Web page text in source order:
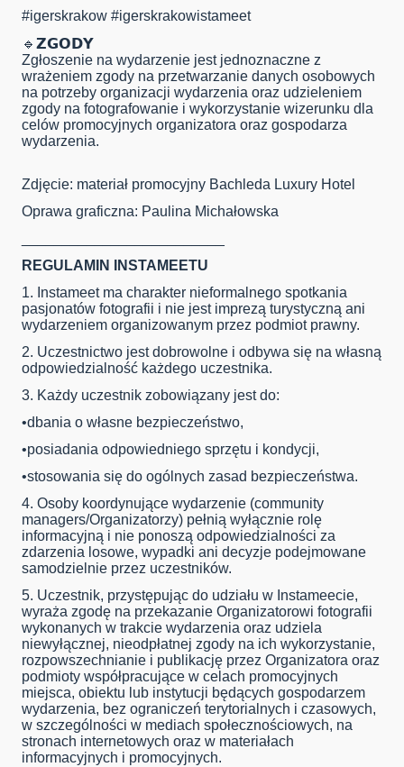
#igerskrakow #igerskrakowistameet
🔹️𝗭𝗚𝗢𝗗𝗬
Zgłoszenie na wydarzenie jest jednoznaczne z
wrażeniem zgody na przetwarzanie danych osobowych
na potrzeby organizacji wydarzenia oraz udzieleniem
zgody na fotografowanie i wykorzystanie wizerunku dla
celów promocyjnych organizatora oraz gospodarza
wydarzenia.
Zdjęcie: materiał promocyjny Bachleda Luxury Hotel
Oprawa graficzna: Paulina Michałowska
REGULAMIN INSTAMEETU
1. Instameet ma charakter nieformalnego spotkania
pasjonatów fotografii i nie jest imprezą turystyczną ani
wydarzeniem organizowanym przez podmiot prawny.
2. Uczestnictwo jestdobrowolne i odbywa się na własną
odpowiedzialność każdego uczestnika.
3. Każdy uczestnik zobowiązany jest do:
•dbania o własne bezpieczeństwo,
•posiadania odpowiedniego sprzętu i kondycji,
•stosowania się do ogólnych zasad bezpieczeństwa.
4. Osoby koordynujące wydarzenie (community
managers/Organizatorzy) pełnią wyłącznie rolę
informacyjną i nie ponoszą odpowiedzialności za
zdarzenia losowe, wypadki ani decyzje podejmowane
samodzielnie przez uczestników.
5. Uczestnik, przystępując do udziału w Instameecie,
wyraża zgodę na przekazanie Organizatorowi fotografii
wykonanych w trakcie wydarzenia oraz udziela
niewyłącznej, nieodpłatnej zgody na ich wykorzystanie,
rozpowszechnianie i publikację przez Organizatora oraz
podmioty współpracujące w celach promocyjnych
miejsca, obiektu lub instytucji będących gospodarzem
wydarzenia, bez ograniczeń terytorialnych i czasowych,
w szczególności w mediach społecznościowych, na
stronach internetowych oraz w materiałach
informacyjnych i promocyjnych.